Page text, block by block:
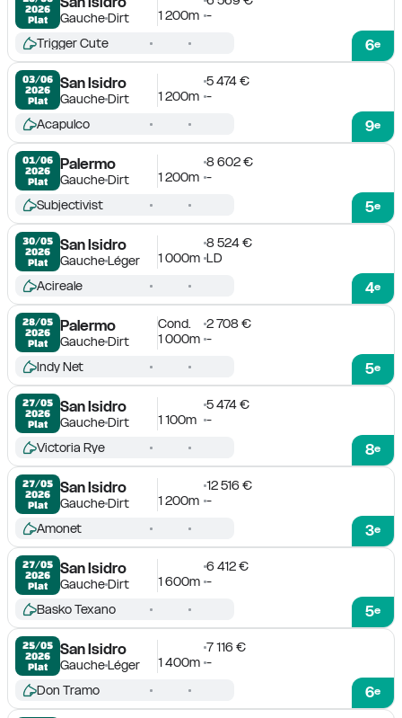
2026
Plat
GaucheDirt
1 200m -
6e
Trigger Cute
03/06
2026
Plat
San Isidro
GaucheDirt
5 474 €
1 200m -
9e
Acapulco
01/06
2026
Plat
Palermo
GaucheDirt
8 602 €
1 200m -
5e
Subjectivist
30/05
2026
Plat
San Isidro
GaucheLéger
8 524 €
1 000m LD
4e
Acireale
28/05
2026
Plat
Palermo
GaucheDirt
Cond.
2 708 €
1 000m -
5e
Indy Net
27/05
2026
Plat
San Isidro
GaucheDirt
5 474 €
1 100m
-
8e
Victoria Rye
27/05
2026
Plat
San Isidro
GaucheDirt
12 516 €
1 200m -
3e
Amonet
27/05
2026
Plat
San Isidro
GaucheDirt
6 412 €
1 600m -
5e
Basko Texano
25/05
2026
Plat
San Isidro
GaucheLéger
7 116 €
1 400m -
6e
Don Tramo